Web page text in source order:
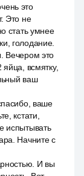
это
Это не
стать умнее
голодание.
Вечером это
всмятку,
ваш
ваше
кстати,
испытывать
Начните с
И вы